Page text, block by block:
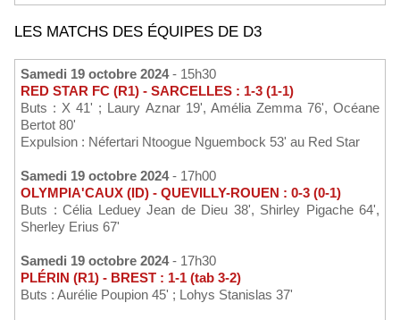
LES MATCHS DES ÉQUIPES DE D3
Samedi 19 octobre 2024- 15h30
RED STAR FC (R1) - SARCELLES : 1-3 (1-1)
Buts : X 41' ; Laury Aznar 19', Amélia Zemma 76', Océane
Bertot 80'
Expulsion : Néfertari Ntoogue Nguembock 53' au Red Star
Samedi 19 octobre 2024- 17h00
OLYMPIA'CAUX (ID) - QUEVILLY-ROUEN : 0-3 (0-1)
Buts : Célia Leduey Jean de Dieu 38', Shirley Pigache 64',
Sherley Erius 67'
Samedi 19 octobre 2024- 17h30
PLÉRIN (R1) - BREST : 1-1 (tab 3-2)
Buts : Aurélie Poupion 45' ; Lohys Stanislas 37'